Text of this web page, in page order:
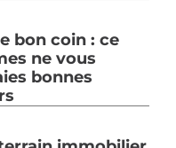
bon coin : ce
ne vous
bonnes